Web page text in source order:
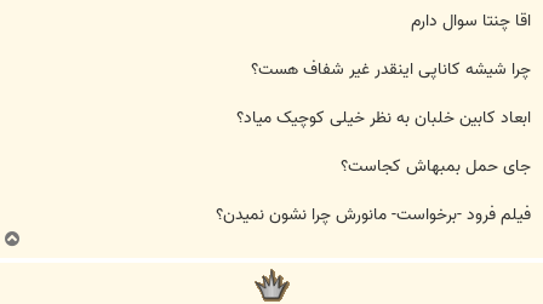
ت
اقا چنتا سوال دارم
چرا شیشه کاناپی اینقدر غیر شفاف هست؟
ابعاد کابین خلبان به نظر خیلی کوچیک میاد؟
جای حمل بمبهاش کجاست؟
فیلم فرود -برخواست- مانورش چرا نشون نمیدن؟
ب
ا